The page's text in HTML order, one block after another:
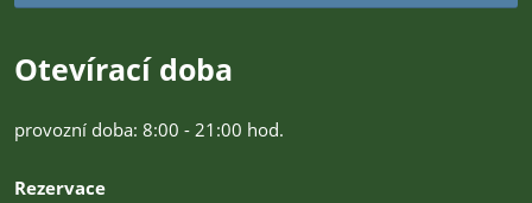
Otevírací doba
provozní doba: 8:00 - 21:00 hod.
Rezervace